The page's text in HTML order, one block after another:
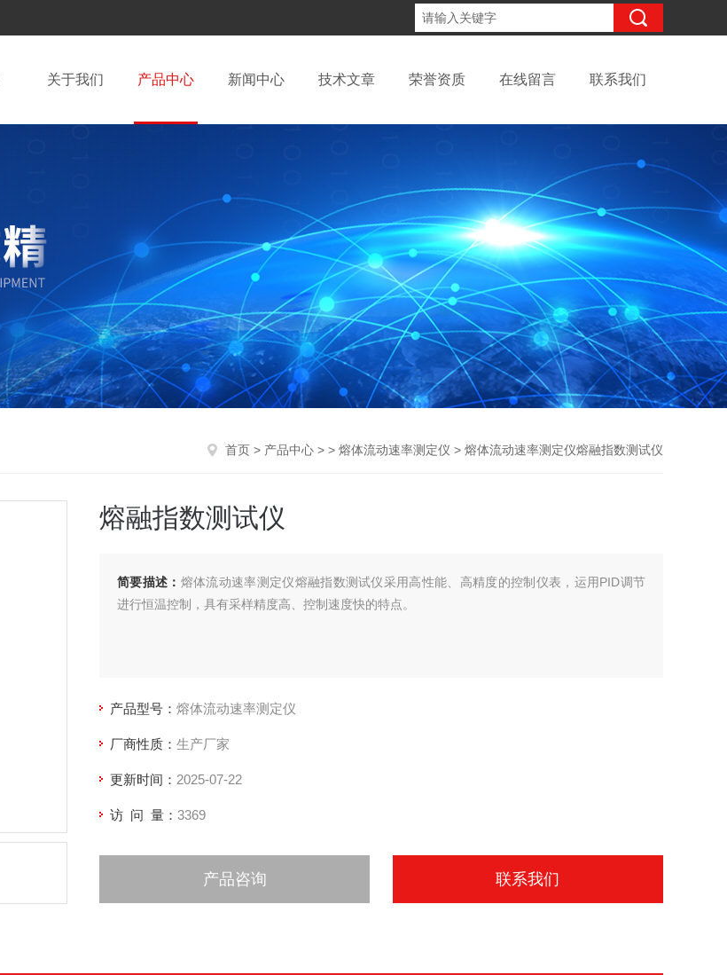
关于我们 产品中心 新闻中心 技术文章 荣誉资质 在线留言 联系我们
首页 > 产品中心 > > 熔体流动速率测定仪 > 熔体流动速率测定仪熔融指数测试仪
熔融指数测试仪
简要描述： 熔体流动速率测定仪熔融指数测试仪采用高性能、高精度的控制仪表，运用PID调节
进行恒温控制，具有采样精度高、控制速度快的特点。
产品型号： 熔体流动速率测定仪
厂商性质： 生产厂家
更新时间： 2025-07-22
访 问 量： 3369
产品咨询 联系我们